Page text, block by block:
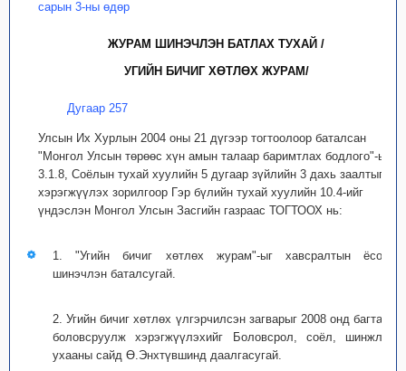
сарын 3-ны өдөр
ЖУРАМ ШИНЭЧЛЭН БАТЛАХ ТУХАЙ /
УГИЙН БИЧИГ ХӨТЛӨХ ЖУРАМ/
Дугаар 257
Улсын Их Хурлын 2004 оны 21 дүгээр тогтоолоор баталсан
"Монгол Улсын төрөөс хүн амын талаар баримтлах бодлого"-ын
3.1.8, Соёлын тухай хуулийн 5 дугаар зүйлийн 3 дахь заалтыг
хэрэгжүүлэх зорилгоор Гэр бүлийн тухай хуулийн 10.4-ийг
үндэслэн Монгол Улсын Засгийн газраас ТОГТООХ нь:
1. "Угийн бичиг хөтлөх журам"-ыг хавсралтын ёсоор
шинэчлэн баталсугай.
2. Угийн бичиг хөтлөх үлгэрчилсэн загварыг 2008 онд багтаан
боловсруулж хэрэгжүүлэхийг Боловсрол, соёл, шинжлэх
ухааны сайд Ө.Энхтүвшинд даалгасугай.